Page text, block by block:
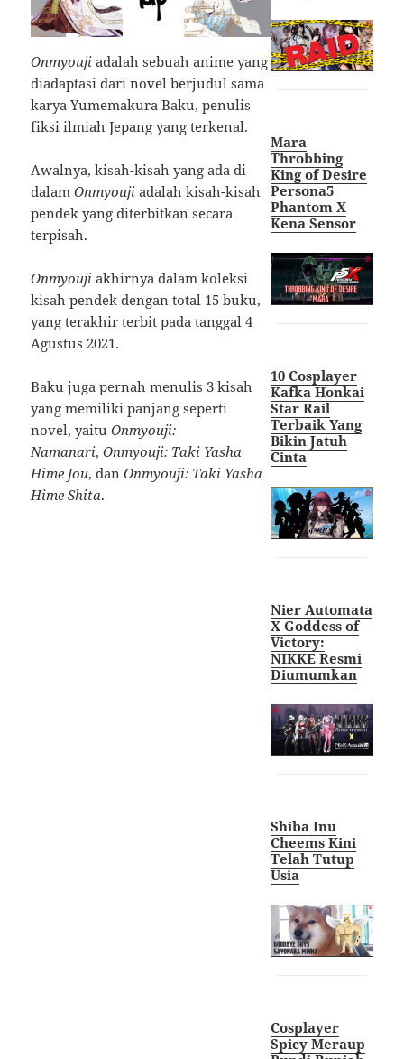
Onmyoujiadalah sebuah anime yang
diadaptasi dari novel berjudul sama
karya Yumemakura Baku, penulis
fiksi ilmiah Jepang yang terkenal.
Awalnya, kisah-kisah yang ada di
dalamOnmyoujiadalah kisah-kisah
pendek yang diterbitkan secara
terpisah.
Onmyoujiakhirnya dalam koleksi
kisah pendek dengan total 15 buku,
yang terakhir terbit pada tanggal 4
Agustus 2021.
Baku juga pernah menulis 3 kisah
yang memiliki panjang seperti
novel, yaituOnmyouji:
Namanari,Onmyouji: Taki Yasha
Hime Jou, danOnmyouji: Taki Yasha
Hime Shita.
Mara
Throbbing
King of Desire
Persona5
Phantom X
Kena Sensor
10 Cosplayer
Kafka Honkai
Star Rail
Terbaik Yang
Bikin Jatuh
Cinta
Nier Automata
X Goddess of
Victory:
NIKKE Resmi
Diumumkan
Shiba Inu
Cheems Kini
Telah Tutup
Usia
Cosplayer
Spicy Meraup